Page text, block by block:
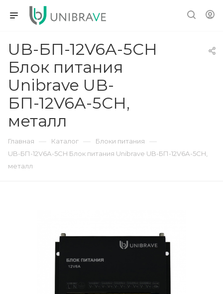
UB-БП-12V6А-5CH
Блок питания
Unibrave UB-
БП-12V6А-5CH,
металл
Главная — Каталог — Блоки питания —
UB-БП-12V6А-5CH Блок питания Unibrave UB-БП-12V6А-5CH,
металл